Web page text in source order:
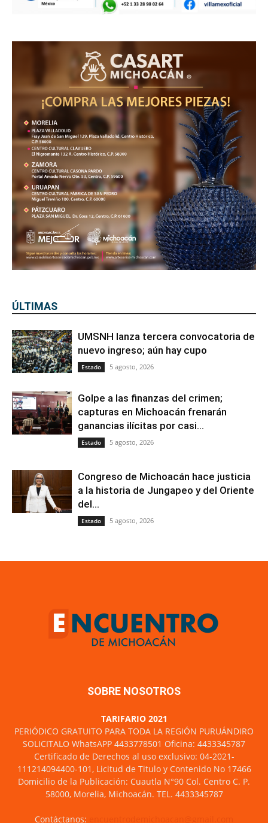
ÚLTIMAS
UMSNH lanza tercera convocatoria de
nuevo ingreso; aún hay cupo
Estado 5 agosto, 2026
Golpe a las finanzas del crimen;
capturas en Michoacán frenarán
ganancias ilícitas por casi...
Estado 5 agosto, 2026
Congreso de Michoacán hace justicia
a la historia de Jungapeo y del Oriente
del...
Estado 5 agosto, 2026
SOBRE NOSOTROS
TARIFARIO 2021
PERIÓDICO GRATUITO PARA TODA LA REGIÓN PURUÁNDIRO
SOLICITALO WhatsAPP 4433778501 Oficina: 4433345787
Certificado de Derechos al uso exclusivo: 04-2021-
111214094400-101, Licitud de Titulo y Contenido No 17466
Domicilio de la Publicación: Cuautla N°90 Col. Centro C. P.
58000, Morelia, Michoacán. TEL. 4433345787
Contáctanos: